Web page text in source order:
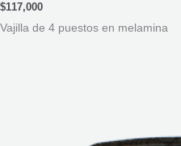
$117,000
Vajilla de 4 puestos en melamina